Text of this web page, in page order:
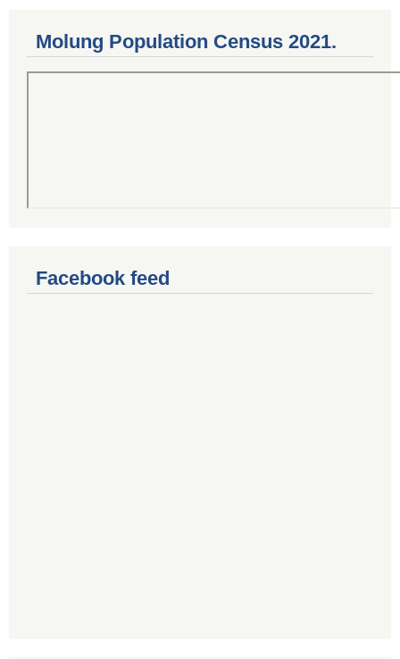
Molung Population Census 2021.
Facebook feed